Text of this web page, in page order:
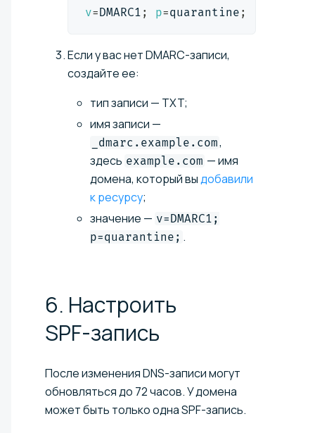
v=DMARC1 ; p=quarantine ;
Если у вас нет DMARC-записи,
создайте ее:
тип записи — TXT;
имя записи —
_dmarc.example.com,
здесь example.com — имя
домена, который выдобавили
к ресурсу;
значение — v=DMARC1;
p=quarantine; .
6. Настроить
SPF-запись
После изменения DNS-записи могут
обновляться до 72 часов. У домена
может быть только одна SPF-запись.